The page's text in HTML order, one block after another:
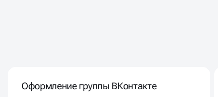
КАЖДОЙ ПЛАТФОРМЫ
Оформление группы ВКонтакте